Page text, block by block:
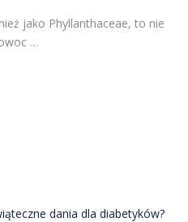
jako Phyllanthaceae, to nie
…
dania dla diabetyków?